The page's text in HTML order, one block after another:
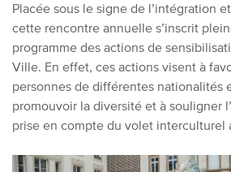
Placée sous le signe de l’intégration
cette rencontre annuelle s’inscrit
programme des actions de
Ville. En effet, ces actions visent à
personnes de différentes nationalités
promouvoir la diversité et à souligner
prise en compte du volet interculturel